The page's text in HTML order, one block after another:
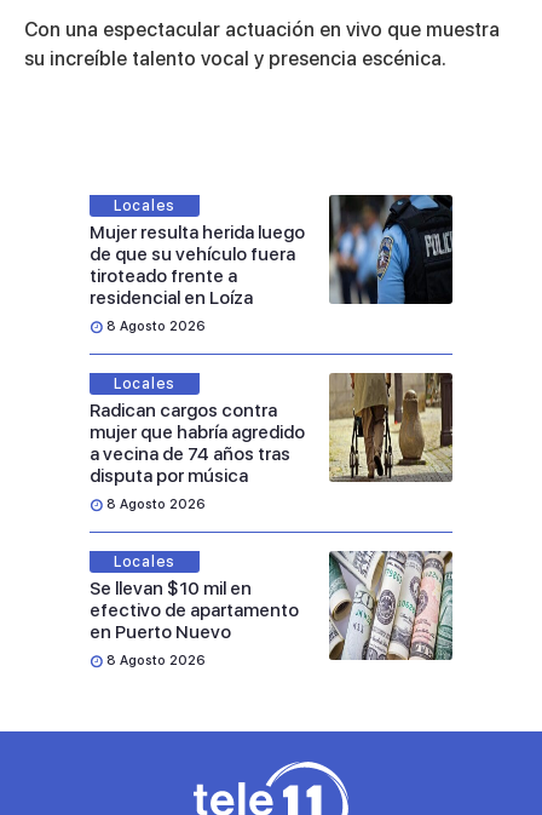
Con una espectacular actuación en vivo que muestra
su increíble talento vocal y presencia escénica.
Locales
Mujer resulta herida luego
de que su vehículo fuera
tiroteado frente a
residencial en Loíza
8 Agosto 2026
Locales
Radican cargos contra
mujer que habría agredido
a vecina de 74 años tras
disputa por música
8 Agosto 2026
Locales
Se llevan $10 mil en
efectivo de apartamento
en Puerto Nuevo
8 Agosto 2026